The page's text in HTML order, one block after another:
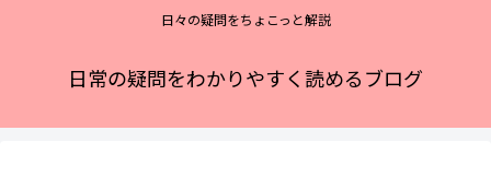
日々の疑問をちょこっと解説
日常の疑問をわかりやすく読めるブログ